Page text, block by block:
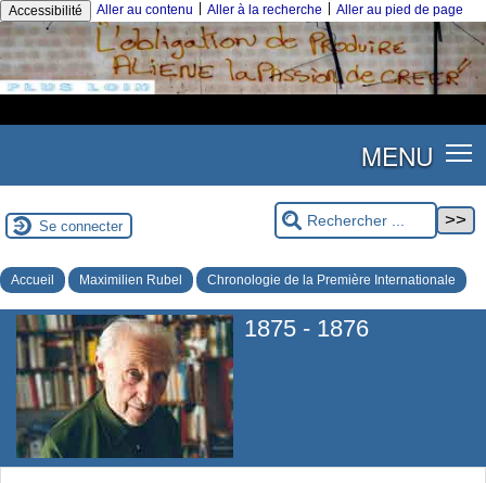
Accessibilité Aller au contenu Aller à la recherche Aller au pied de page
MENU
Se connecter
Accueil Maximilien Rubel Chronologie de la Première Internationale
1875 - 1876